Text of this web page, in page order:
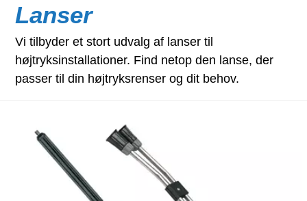
Lanser
Vi tilbyder et stort udvalg af lanser til
højtryksinstallationer. Find netop den lanse, der
passer til din højtryksrenser og dit behov.